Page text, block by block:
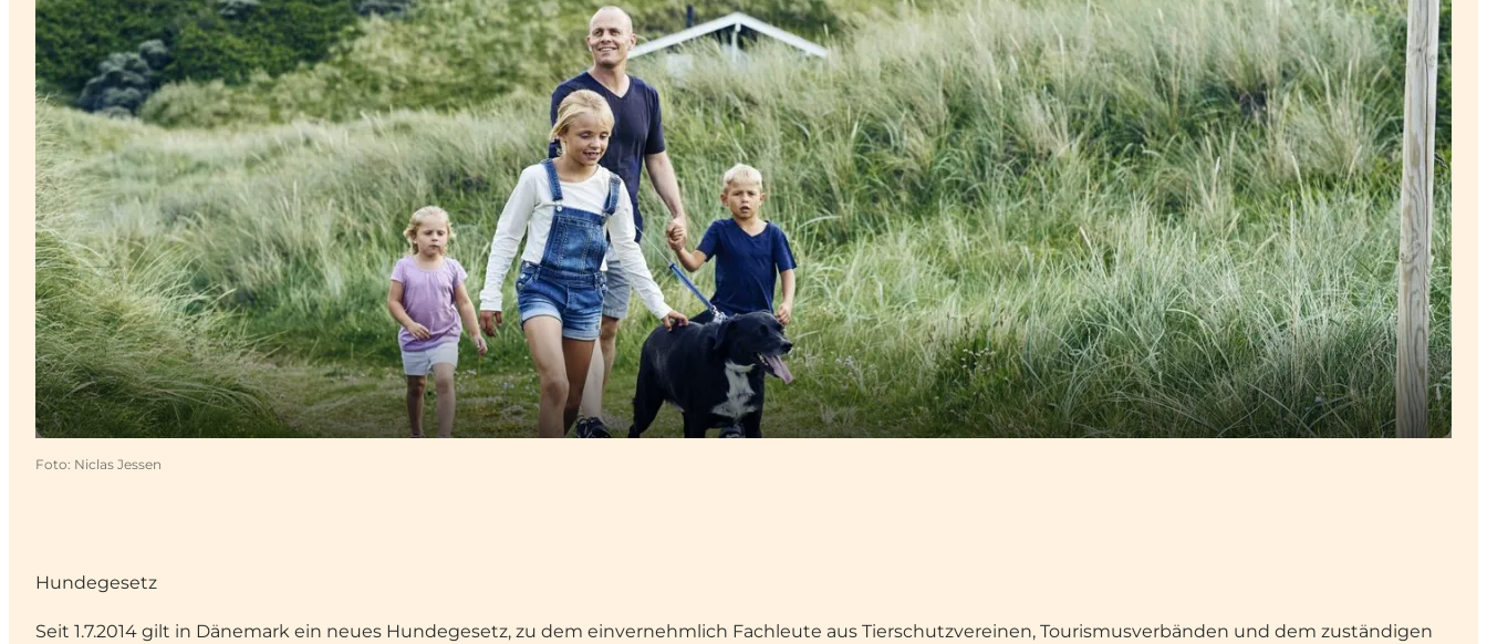
Foto: Niclas Jessen
Hundegesetz
Seit 1.7.2014 gilt in Dänemark ein neues Hundegesetz, zu dem einvernehmlich Fachleute aus Tierschutzvereinen, Tourismusverbänden und dem zuständigen